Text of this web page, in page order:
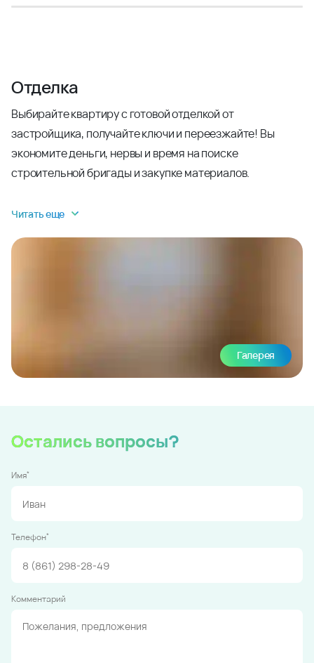
Отделка
Выбирайте квартиру с готовой отделкой от
застройщика, получайте ключи и переезжайте! Вы
экономите деньги, нервы и время на поиске
строительной бригады и закупке материалов.
Читать еще
Галерея
Остались вопросы?
Имя*
Телефон*
Комментарий